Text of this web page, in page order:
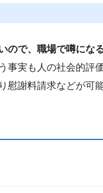
ので、職場で噂にな
事実も人の社会的評
慰謝料請求などが可